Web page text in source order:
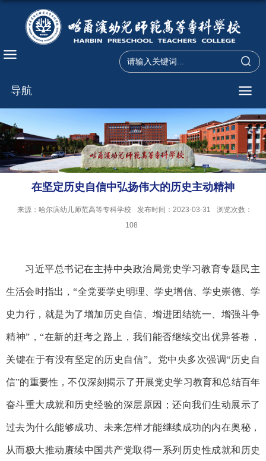
导航
在坚定历史自信中弘扬伟大的历史主动精神
来源：哈尔滨幼儿师范高等专科学校 发布时间：2023-03-31
浏览次数：
108
习近平总书记在主持中央政治局党史学习教育专题民主
生活会时指出，“全党要学史明理、学史增信、学史崇德、学
史力行，就是为了增加历史自信、增进团结统一、增强斗争
精神”，“在新的赶考之路上，我们能否继续交出优异答卷，
关键在于有没有坚定的历史自信”。党中央多次强调“历史自
信”的重要性，不仅深刻揭示了开展党史学习教育和总结百年
奋斗重大成就和历史经验的深层原因；还向我们生动展示了
过去为什么能够成功、未来怎样才能继续成功的内在奥秘，
从而极大推动赓续中国共产党取得一系列历史性成就和历史